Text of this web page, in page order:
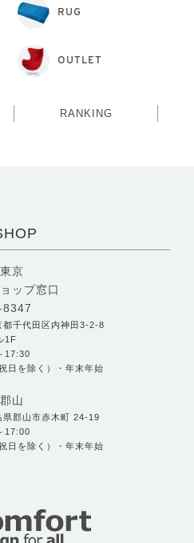
RUG
OUTLET
RANKING
京
ップ窓口
千代田区内神田3-2-8
1F
17:30
日を除く）・年末年始
山
郡山市赤木町 24-19
17:00
日を除く）・年末年始